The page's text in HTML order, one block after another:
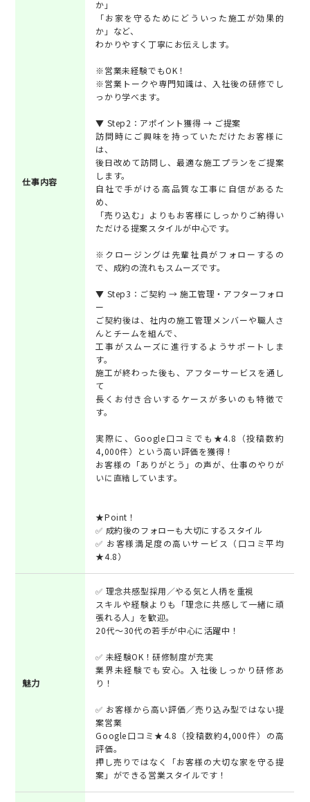
仕事内容
か」
「お家を守るためにどういった施工が効果的
か」など、
わかりやすく丁寧にお伝えします。
※営業未経験でもOK！
※営業トークや専門知識は、入社後の研修でし
っかり学べます。
▼ Step2：アポイント獲得 → ご提案
訪問時にご興味を持っていただけたお客様に
は、
後日改めて訪問し、最適な施工プランをご提案
します。
自社で手がける高品質な工事に自信があるた
め、
「売り込む」よりもお客様にしっかりご納得い
ただける提案スタイルが中心です。
※クロージングは先輩社員がフォローするの
で、成約の流れもスムーズです。
▼ Step3：ご契約 → 施工管理・アフターフォロ
ー
ご契約後は、社内の施工管理メンバーや職人さ
んとチームを組んで、
工事がスムーズに進行するようサポートしま
す。
施工が終わった後も、アフターサービスを通し
て
長くお付き合いするケースが多いのも特徴で
す。
実際に、Google口コミでも★4.8（投稿数約
4,000件）という高い評価を獲得！
お客様の「ありがとう」の声が、仕事のやりが
いに直結しています。
★Point！
✅ 成約後のフォローも大切にするスタイル
✅ お客様満足度の高いサービス（口コミ平均
★4.8）
魅力
✅ 理念共感型採用／やる気と人柄を重視
スキルや経験よりも「理念に共感して一緒に頑
張れる人」を歓迎。
20代〜30代の若手が中心に活躍中！
✅ 未経験OK！研修制度が充実
業界未経験でも安心。入社後しっかり研修あ
り！
✅ お客様から高い評価／売り込み型ではない提
案営業
Google口コミ★4.8（投稿数約4,000件）の高
評価。
押し売りではなく「お客様の大切な家を守る提
案」ができる営業スタイルです！